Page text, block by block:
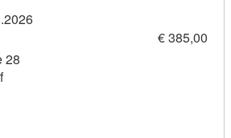
€ 385,00
28